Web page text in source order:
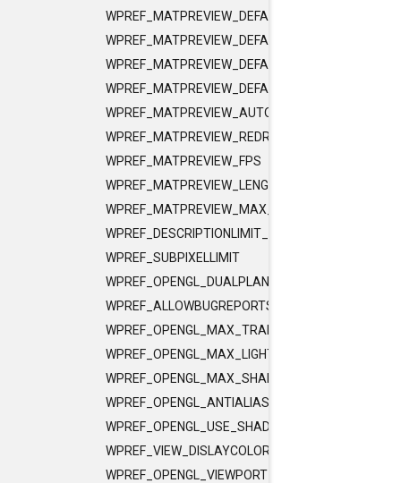
WPREF_MATPREVIEW_DEFAULTOBJECT_MAT
WPREF_MATPREVIEW_DEFAULTUSERSCENE_MAT
WPREF_MATPREVIEW_DEFAULTOBJECT_SHD
WPREF_MATPREVIEW_DEFAULTUSERSCENE_SHD
WPREF_MATPREVIEW_AUTO_UPDATE
WPREF_MATPREVIEW_REDRAW_TIME
WPREF_MATPREVIEW_FPS
WPREF_MATPREVIEW_LENGTH
WPREF_MATPREVIEW_MAX_MEM
WPREF_DESCRIPTIONLIMIT_NODES
WPREF_SUBPIXELLIMIT
WPREF_OPENGL_DUALPLANES_HIGHLIGHT
WPREF_ALLOWBUGREPORTS
WPREF_OPENGL_MAX_TRANS_DEPTH
WPREF_OPENGL_MAX_LIGHTS
WPREF_OPENGL_MAX_SHADOWS
WPREF_OPENGL_ANTIALIAS
WPREF_OPENGL_USE_SHADER_CACHE
WPREF_VIEW_DISLAYCOLORPROFILE
WPREF_OPENGL_VIEWPORT_DITHERING